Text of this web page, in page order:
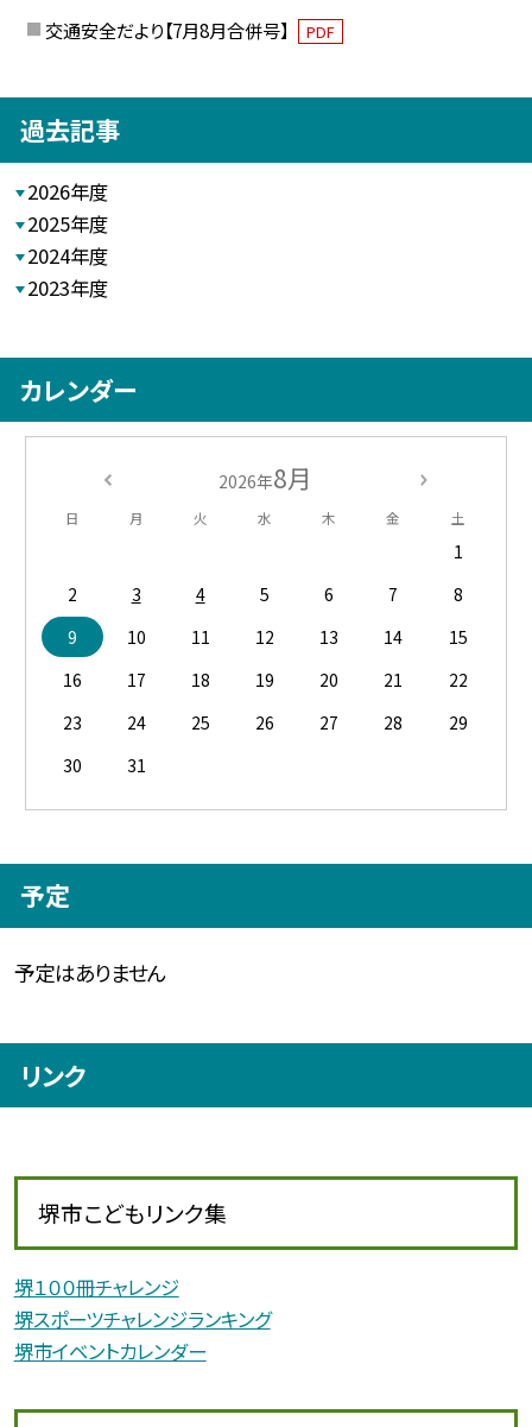
交通安全だより【7月8月合併号】 PDF
過去記事
2026年度
2025年度
2024年度
2023年度
カレンダー
2026年8月
日 月 火 水 木 金 土
1
2
3 4 5 6 7
8
9
10 11 12 13 14
15
16
17 18 19 20 21
22
23
24 25 26 27 28
29
30
31
予定
予定はありません
リンク
堺市こどもリンク集
堺１００冊チャレンジ
堺スポーツチャレンジランキング
堺市イベントカレンダー